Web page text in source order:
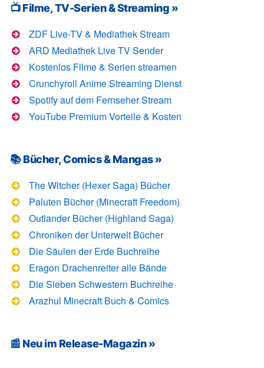
📺 Filme, TV-Serien & Streaming »
ZDF Live-TV & Mediathek Stream
ARD Mediathek Live TV Sender
Kostenlos Filme & Serien streamen
Crunchyroll Anime Streaming Dienst
Spotify auf dem Fernseher Stream
YouTube Premium Vorteile & Kosten
📚 Bücher, Comics & Mangas »
The Witcher (Hexer Saga) Bücher
Paluten Bücher (Minecraft Freedom)
Outlander Bücher (Highland Saga)
Chroniken der Unterwelt Bücher
Die Säulen der Erde Buchreihe
Eragon Drachenreiter alle Bände
Die Sieben Schwestern Buchreihe
Arazhul Minecraft Buch & Comics
📰 Neu im Release-Magazin »